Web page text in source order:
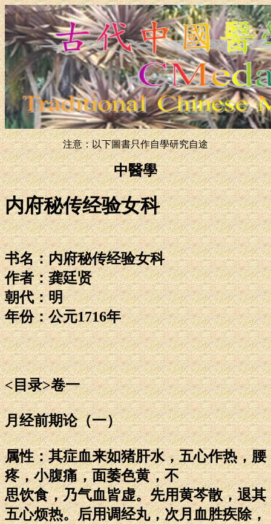
注意：以下圖書只作自學研究自途
中醫學
内府秘传经验女科
书名：内府秘传经验女科
作者：龚廷贤
朝代：明
年份：公元1716年
<目录>卷一
月经前期论（一）
属性：其症血来如猪肝水，五心作热，腰
疼，小腹痛，面萎色黄，不
思饮食，乃气血皆虚。先用黄芩散，退其
五心烦热。后用调经丸，次月血胜疾除，